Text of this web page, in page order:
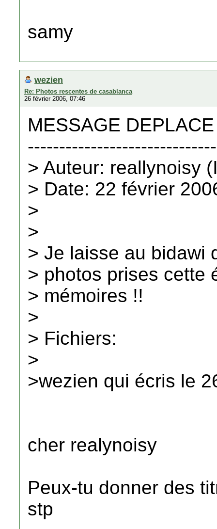
samy
wezien
Re: Photos rescentes de casablanca
26 février 2006, 07:46
MESSAGE
> Auteur: reallynoisy
> Date: 22 février
>
>
> Je laisse au bidawi
> photos prises cette
> mémoires !!
>
> Fichiers:
>
>wezien qui écris le
cher realynoisy
Peux-tu donner des
stp